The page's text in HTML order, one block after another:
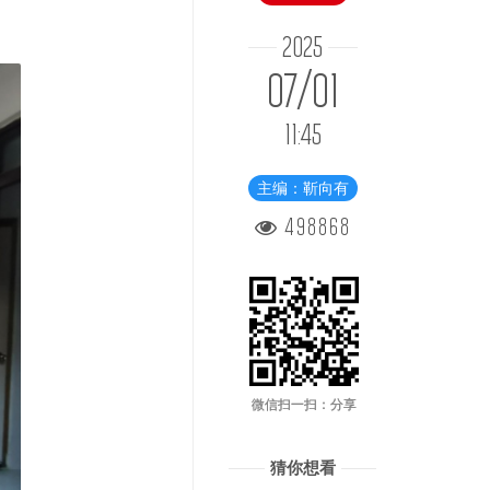
2025
07/01
11:45
主编：靳向有
498868
微信扫一扫：分享
猜你想看